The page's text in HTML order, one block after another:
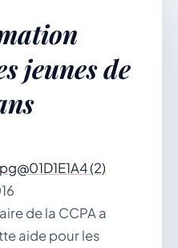
jeunes de
de la CCPA a
aide pour les